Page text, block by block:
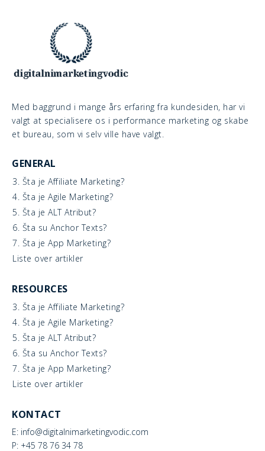
Med baggrund i mange års erfaring fra kundesiden, har vi
valgt at specialisere os i performance marketing og skabe
et bureau, som vi selv ville have valgt.
GENERAL
3. Šta je Affiliate Marketing?
4. Šta je Agile Marketing?
5. Šta je ALT Atribut?
6. Šta su Anchor Texts?
7. Šta je App Marketing?
Liste over artikler
RESOURCES
3. Šta je Affiliate Marketing?
4. Šta je Agile Marketing?
5. Šta je ALT Atribut?
6. Šta su Anchor Texts?
7. Šta je App Marketing?
Liste over artikler
KONTACT
E: info@digitalnimarketingvodic.com
P: +45 78 76 34 78